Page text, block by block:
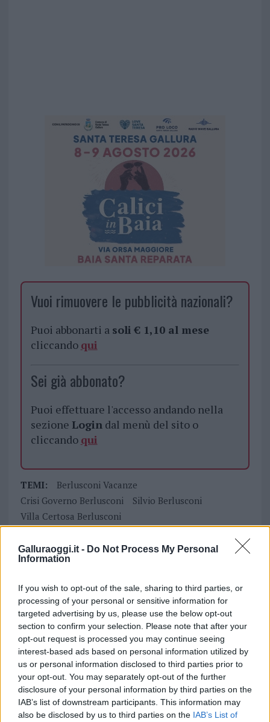
Galluraoggi.it - Do Not Process My Personal
Information
If you wish to opt-out of the sale, sharing to third parties, or
processing of your personal or sensitive information for
targeted advertising by us, please use the below opt-out
section to confirm your selection. Please note that after your
opt-out request is processed you may continue seeing
interest-based ads based on personal information utilized by
us or personal information disclosed to third parties prior to
your opt-out. You may separately opt-out of the further
disclosure of your personal information by third parties on the
IAB’s list of downstream participants. This information may
also be disclosed by us to third parties on the IAB’s List of
Vuoi rimuovere le pubblicità nazionali?
Puoi abbonarti a soli € 1,10 al mese
cliccando qui
Sei già abbonato?
Puoi effettuare l'accesso andando nella
sezione Login dal menù del sito o
cliccando qui
TEMI:
Berlusconi Vacanze
Crisi Governo Berlusconi
Silvio Berlusconi
Villa Certosa Berlusconi
Notizie in tempo reale?
Inviaci le tue segnalazioni,
i tuoi video e le tue foto
Su WhatsApp al numero +39
345 356 7512